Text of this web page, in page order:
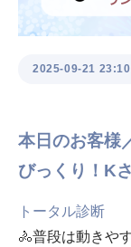
2025-09-21
本日のお客様
びっくり！K
トータル診断
🚴普段は動きや